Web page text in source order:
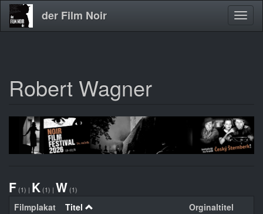
Direkt
zum
der Film Noir
Robert Wagner
F (1) | K (1) | W (1)
Filmplakat Titel Orginaltitel